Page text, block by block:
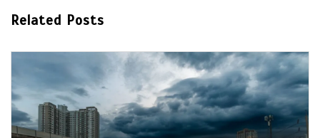
Related Posts